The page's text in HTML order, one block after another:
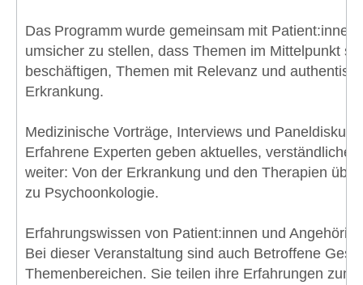
Das Programm wurde gemeinsam mit
umsicher zu stellen, dass Themen im Mittelpunkt
beschäftigen, Themen mit Relevanz und
Erkrankung.
Medizinische Vorträge, Interviews und
Erfahrene Experten geben aktuelles,
weiter: Von der Erkrankung und den Therapien
zu Psychoonkologie.
Erfahrungswissen von Patient:innen und
Bei dieser Veranstaltung sind auch Betroffene
Themenbereichen. Sie teilen ihre Erfahrungen zum